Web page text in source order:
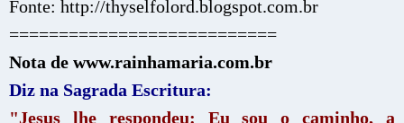
Fonte: http://thyselfolord.blogspot.com.br
===========================
Nota de www.rainhamaria.com.br
Diz na Sagrada Escritura:
"Jesus lhe respondeu: Eu sou o caminho, a